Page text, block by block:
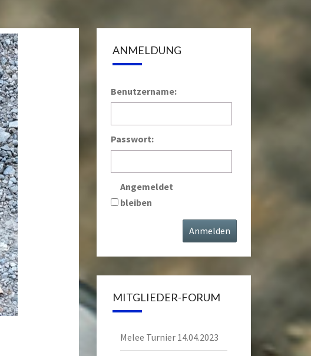
ANMELDUNG
Benutzername:
Passwort:
Angemeldet
bleiben
Anmelden
MITGLIEDER-FORUM
Melee Turnier 14.04.2023